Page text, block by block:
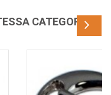
CATEGORIA